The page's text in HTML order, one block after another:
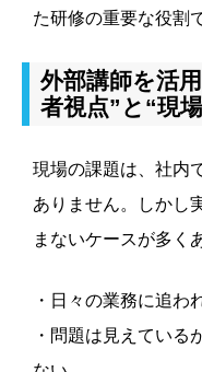
た研修の重要な役割
外部講師を活
者視点”と“現
現場の課題は、社内
ありません。しかし
まないケースが多く
・日々の業務に追わ
・問題は見えている